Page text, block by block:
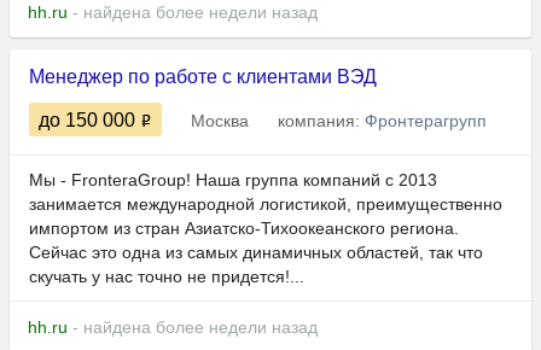
hh.ru - найдена более недели назад
Менеджер по работе с клиентами ВЭД
до 150 000 Москва компания: Фронтерагрупп
Мы - FronteraGroup! Наша группа компаний с 2013
занимается международной логистикой, преимущественно
импортом из стран Азиатско-Тихоокеанского региона.
Сейчас это одна из самых динамичных областей, так что
скучать у нас точно не придется!...
hh.ru - найдена более недели назад